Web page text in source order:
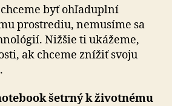
byť ohľaduplní
pro­stre­diu, nemusíme sa
Nižšie ti ukážeme,
ak chceme znížiť svoju
šetrný k ži­vot­né­mu